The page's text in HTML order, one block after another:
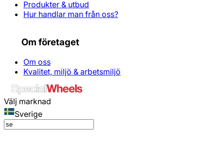
Produkter & utbud
Hur handlar man från oss?
Om företaget
Om oss
Kvalitet, miljö & arbetsmiljö
Välj marknad
Sverige